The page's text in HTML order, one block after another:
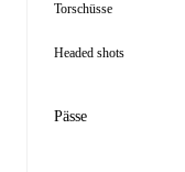
Torschüsse
Headed shots
Pässe